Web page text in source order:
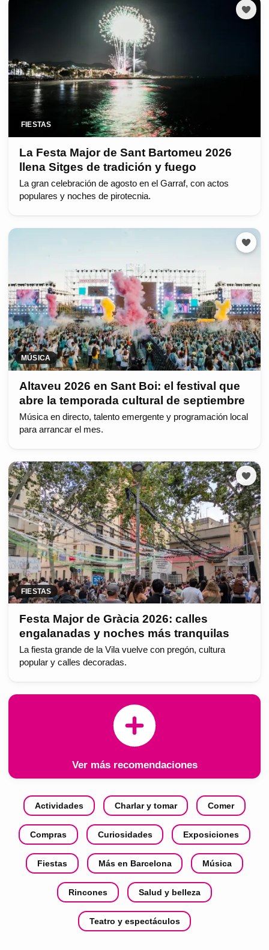
FIESTAS
La Festa Major de Sant Bartomeu 2026
llena Sitges de tradición y fuego
La gran celebración de agosto en el Garraf, con actos
populares y noches de pirotecnia.
MÚSICA
Altaveu 2026 en Sant Boi: el festival que
abre la temporada cultural de septiembre
Música en directo, talento emergente y programación local
para arrancar el mes.
FIESTAS
Festa Major de Gràcia 2026: calles
engalanadas y noches más tranquilas
La fiesta grande de la Vila vuelve con pregón, cultura
popular y calles decoradas.
Ver más recomendaciones
Actividades Charlar y tomar Comer
Compras Curiosidades Exposiciones
Fiestas Más en Barcelona Música
Rincones Salud y belleza
Teatro y espectáculos